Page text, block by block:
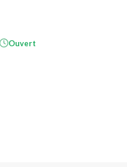
Ouvert